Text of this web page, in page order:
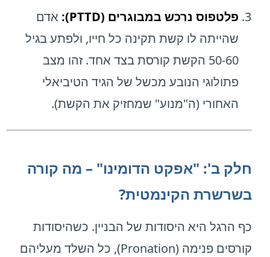
פלטפוס נרכש במבוגרים (PTTD):
אדם
שהייתה לו קשת תקינה כל חייו, ולפתע בגיל
50-60 הקשת קורסת בצד אחד. זהו מצב
פתולוגי הנובע מכשל של הגיד הטיביאלי
האחורי (ה"מנוע" שמחזיק את הקשת).
חלק ב': "אפקט הדומינו" – מה קורה
בשרשרת הקינמטית?
כף הרגל היא היסודות של הבניין. כשהיסודות
קורסים פנימה (Pronation), כל השלד מעליהם